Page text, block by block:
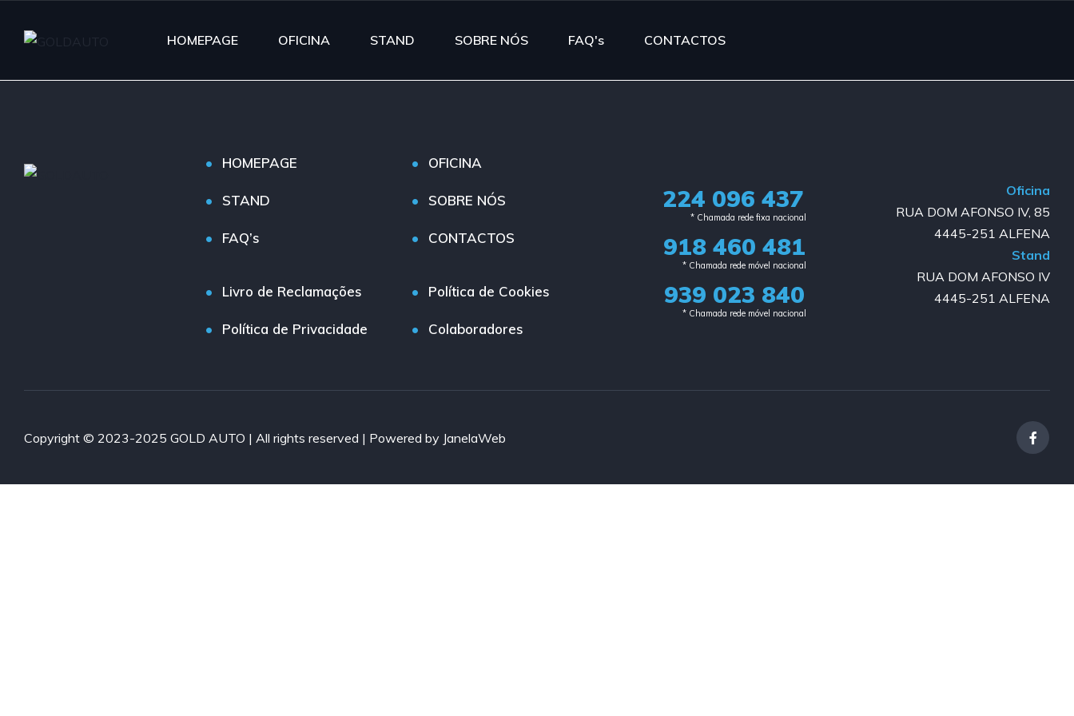
HOMEPAGE OFICINA STAND SOBRE NÓS FAQ's CONTACTOS
HOMEPAGE OFICINA
STAND SOBRE NÓS
FAQ’s CONTACTOS
Livro de Reclamações Política de Cookies
Política de Privacidade Colaboradores
224 096 437
* Chamada rede fixa nacional​
918 460 481
* Chamada rede móvel nacional
939 023 840​
* Chamada rede móvel nacional
Oficina
RUA DOM AFONSO IV, 85
4445-251 ALFENA
Stand
RUA DOM AFONSO IV
4445-251 ALFENA
Copyright © 2023-2025 GOLD AUTO | All rights reserved | Powered by JanelaWeb